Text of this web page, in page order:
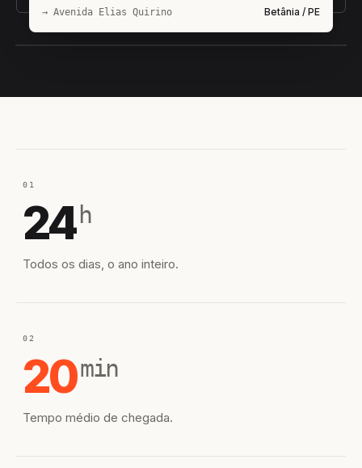
→ Avenida Elias Quirino Betânia / PE
01
24 h
Todos os dias, o ano inteiro.
02
20min
Tempo médio de chegada.